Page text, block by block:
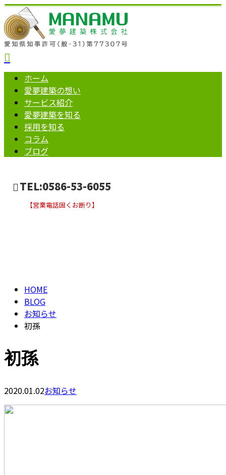
ホーム
愛夢建築の想い
サービス紹介
愛夢建築を知る
採用を知る
コラム
ブログ
TEL:0586-53-6055
【営業電話固くお断り】
HOME
BLOG
お知らせ
初孫
初孫
2020.01.02お知らせ